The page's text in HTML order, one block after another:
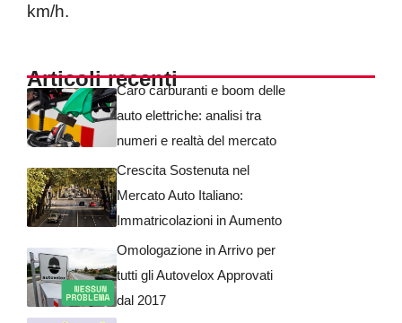
km/h.
Articoli recentiCaro carburanti e boom delle
auto elettriche: analisi tra
numeri e realtà del mercato
Crescita Sostenuta nel
Mercato Auto Italiano:
Immatricolazioni in Aumento
Omologazione in Arrivo per
tutti gli Autovelox Approvati
dal 2017